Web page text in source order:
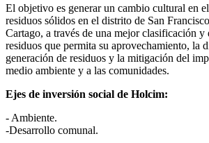
El objetivo es generar un cambio cultural en
residuos sólidos en el distrito de San
Cartago, a través de una mejor clasificación y
residuos que permita su aprovechamiento, la
generación de residuos y la mitigación del
medio ambiente y a las comunidades.
Ejes de inversión social de Holcim:
- Ambiente.
-Desarrollo comunal.